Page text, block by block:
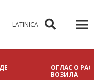
LATINICA
ОГЛАС О
ВОЗИЛА